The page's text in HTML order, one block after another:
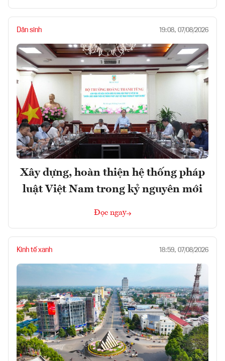
Dân sinh 19:08, 07/08/2026
Xây dựng, hoàn thiện hệ thống pháp
luật Việt Nam trong kỷ nguyên mới
Đọc ngay
Kinh tế xanh 18:59, 07/08/2026